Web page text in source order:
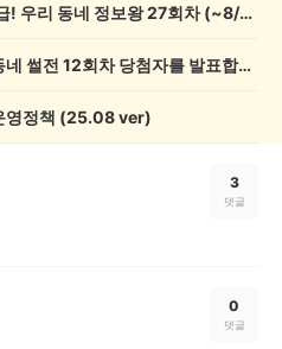
💸 전원 2,000캐시 지급! 우리 동네 정보왕 27회차 (~8/10)
💰[당첨자 발표] 우리 동네 썰전 12회차 당첨자를 발표합니다!
영정책 (25.08 ver)
3
댓글
0
댓글